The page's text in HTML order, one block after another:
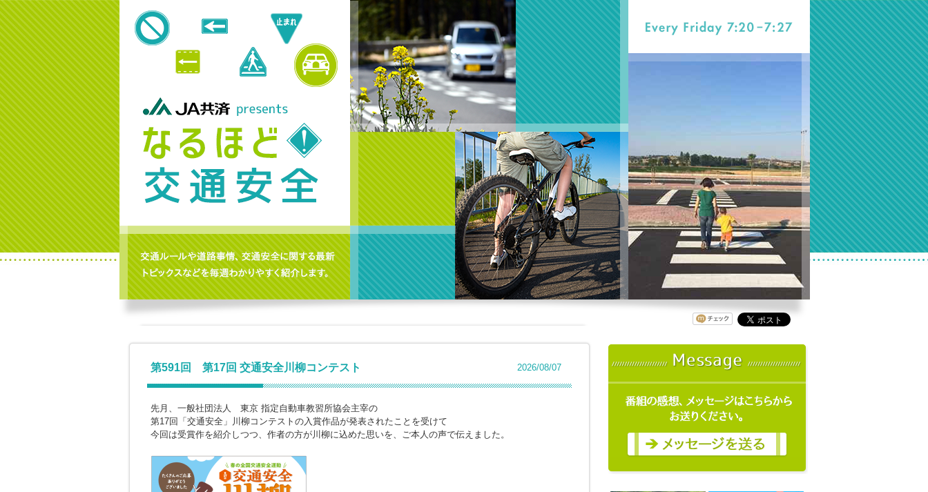
第591回 第17回 交通安全川柳コンテスト 2026/08/07
先月、一般社団法人 東京 指定自動車教習所協会主宰の
第17回「交通安全」川柳コンテストの入賞作品が発表されたことを受けて
今回は受賞作を紹介しつつ、作者の方が川柳に込めた思いを、ご本人の声で伝えました。